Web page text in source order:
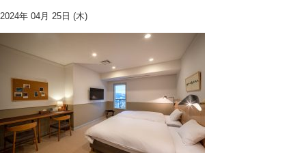
2024年 04月 25日 (木)